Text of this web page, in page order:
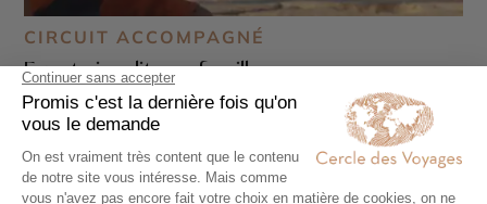
CIRCUIT ACCOMPAGNÉ
Egypte insolite en famille
15 jours - À partir de2290 € /pers
Caire - Louxor - Assouan - Le Nil - Pyramides de
Gizeh et nécropole de Saqqarah - Vallée des
Reines